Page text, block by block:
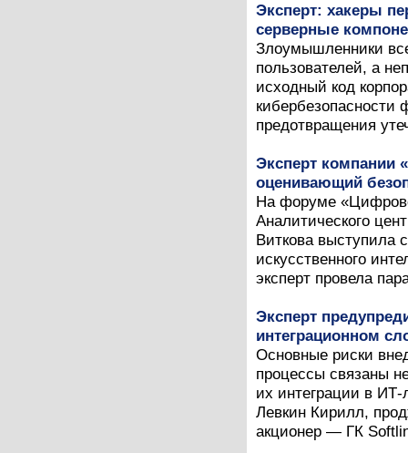
Эксперт: хакеры
серверные
Злоумышленники
пользователей, а
исходный код
кибербезопасности
предотвращения
Эксперт компании
оценивающий
На форуме
Аналитического
Виткова выступила
искусственного
эксперт провела
Эксперт
интеграционном
Основные риски
процессы связаны
их интеграции в
Левкин Кирилл,
акционер — ГК